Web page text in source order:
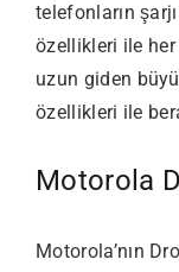
telefonların
özellikleri ile her
uzun giden
özellikleri ile
Motorola
Motorola’nın